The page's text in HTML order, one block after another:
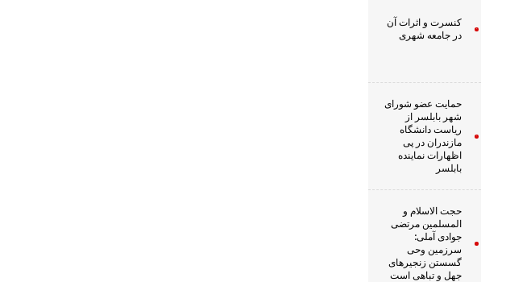
کنسرت و اثرات آن
در جامعه شهری
حمایت عضو شورای
شهر بابلسر از
ریاست دانشگاه
مازندران در پی
اظهارات نماینده
بابلسر
حجت الاسلام و
المسلمین مرتضی
جوادی آملی:
سرزمین وحى
گسستن زنجیرهاى
جهل و تباهى است